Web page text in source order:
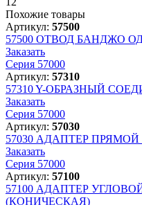
Похожие товары
Артикул: 57500
57500 ОТВОД БАНДЖО
Заказать
Серия 57000
Артикул: 57310
57310Y-ОБРАЗНЫЙ
Заказать
Серия 57000
Артикул: 57030
57030 АДАПТЕР ПРЯМОЙ
Заказать
Серия 57000
Артикул: 57100
57100 АДАПТЕР
(КОНИЧЕСКАЯ)